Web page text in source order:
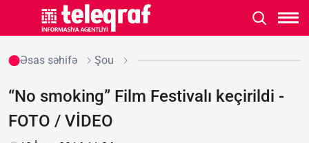
Əsas səhifə Şou
“No smoking” Film Festivalı keçirildi -
FOTO / VİDEO